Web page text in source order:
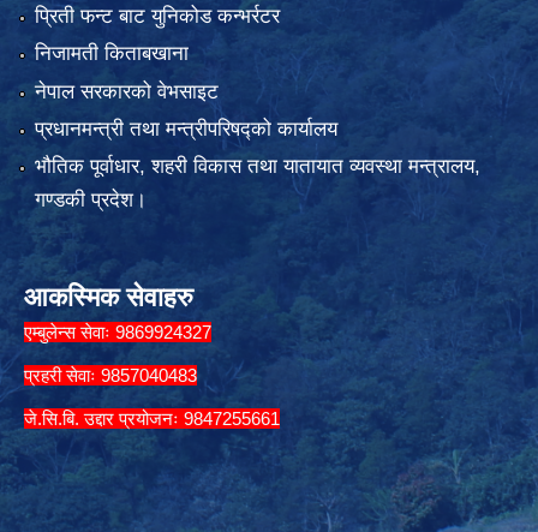
प्रिती फन्ट बाट युनिकोड कन्भर्रटर
निजामती किताबखाना
नेपाल सरकारको वेभसाइट
प्रधानमन्त्री तथा मन्त्रीपरिषद्को कार्यालय
भौतिक पूर्वाधार, शहरी विकास तथा यातायात व्यवस्था मन्त्रालय,
गण्डकी प्रदेश।
आकस्मिक सेवाहरु
एम्बुलेन्स सेवाः 9869924327
प्रहरी सेवाः 9857040483
जे.सि.बि. उद्दार प्रयोजनः 9847255661